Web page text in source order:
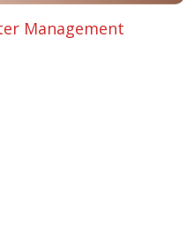
Management